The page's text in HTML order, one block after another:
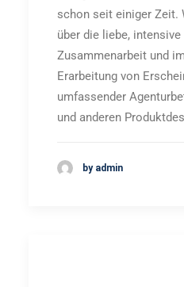
schon seit einiger Zeit.
über die liebe,
Zusammenarbeit und
Erarbeitung von
umfassender
und anderen
by admin